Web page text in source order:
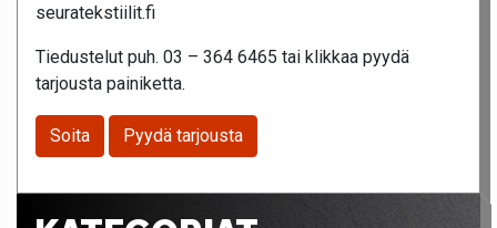
seuratekstiilit.fi
Tiedustelut puh. 03 – 364 6465 tai klikkaa pyydä
tarjousta painiketta.
Soita Pyydä tarjousta